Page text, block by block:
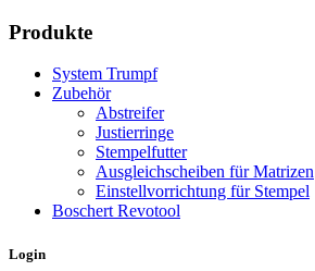
Produkte
System Trumpf
Zubehör
Abstreifer
Justierringe
Stempelfutter
Ausgleichscheiben für Matrizen
Einstellvorrichtung für Stempel
Boschert Revotool
Login